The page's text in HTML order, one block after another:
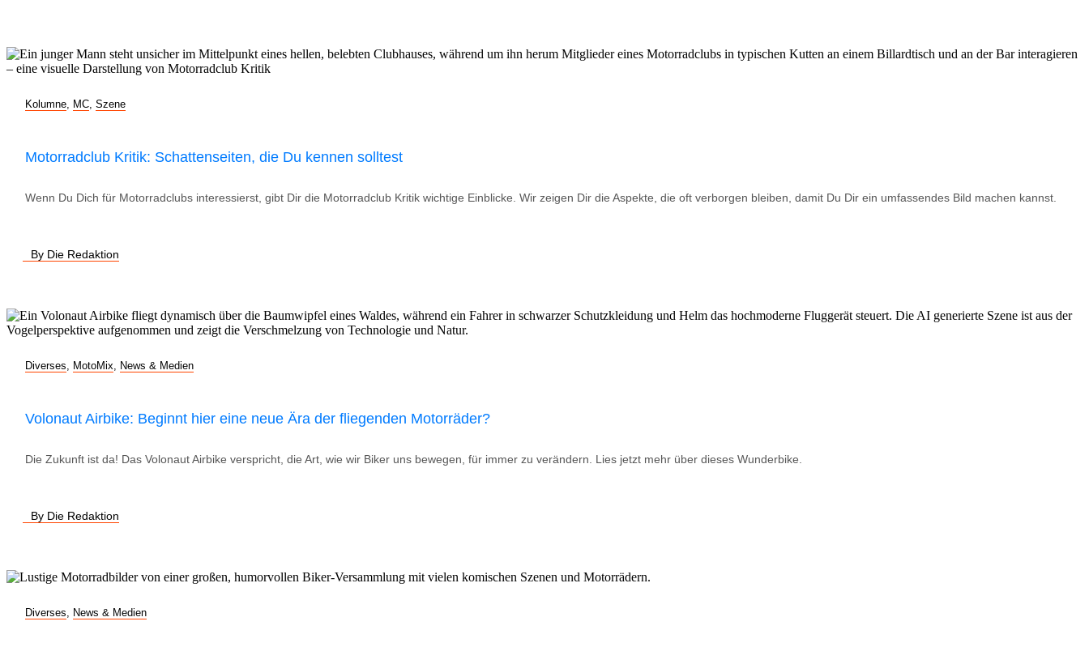
Kolumne MC Szene
Motorradclub Kritik: Schattenseiten, die Du kennen solltest
Wenn Du Dich für Motorradclubs interessierst, gibt Dir die Motorradclub Kritik wichtige Einblicke. Wir zeigen Dir die Aspekte, die oft verborgen bleiben, damit Du Dir ein umfassendes Bild machen kannst.
By Die Redaktion
Diverses MotoMix News & Medien
Volonaut Airbike: Beginnt hier eine neue Ära der fliegenden Motorräder?
Die Zukunft ist da! Das Volonaut Airbike verspricht, die Art, wie wir Biker uns bewegen, für immer zu verändern. Lies jetzt mehr über dieses Wunderbike.
By Die Redaktion
Diverses News & Medien